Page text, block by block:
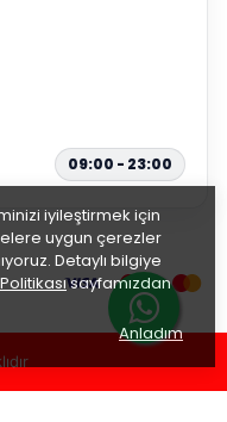
iyileştirmek için
uygun çerezler
Detaylı bilgiye
sayfamızdan
Anladım
09:00 - 23:00